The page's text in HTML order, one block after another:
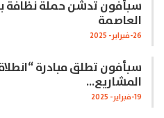
سبأفون تدشن حملة نظافة
العاصمة
26-فبراير- 2025
سبأفون تطلق مبادرة
المشاريع…
19-فبراير- 2025